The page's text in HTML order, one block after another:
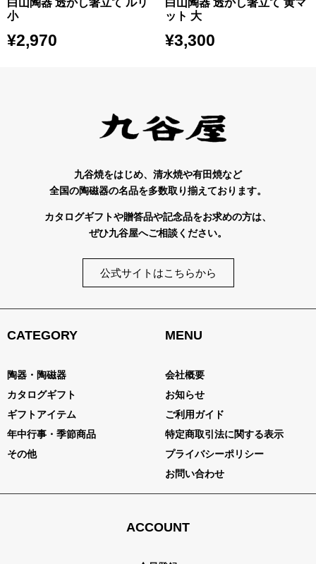
小
¥2,970
ット 大
¥3,300
九谷焼をはじめ、清水焼や有田焼など
全国の陶磁器の名品を多数取り揃えております。
カタログギフトや贈答品や記念品をお求めの方は、
ぜひ九谷屋へご相談ください。
公式サイトはこちらから
CATEGORY
陶器・陶磁器
カタログギフト
ギフトアイテム
年中行事・季節商品
その他
MENU
会社概要
お知らせ
ご利用ガイド
特定商取引法に関する表示
プライバシーポリシー
お問い合わせ
ACCOUNT